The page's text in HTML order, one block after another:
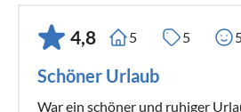
4,8 5 5
Schöner Urlaub
War ein schöner und ruhiger